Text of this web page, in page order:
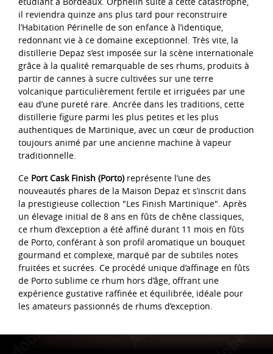
il reviendra quinze ans plus tard pour reconstruire
l’Habitation Périnelle de son enfance à l’identique,
redonnant vie à ce domaine exceptionnel. Très vite, la
distillerie Depaz s’est imposée sur la scène internationale
grâce à la qualité remarquable de ses rhums, produits à
partir de cannes à sucre cultivées sur une terre
volcanique particulièrement fertile et irriguées par une
eau d’une pureté rare. Ancrée dans les traditions, cette
distillerie figure parmi les plus petites et les plus
authentiques de Martinique, avec un cœur de production
toujours animé par une ancienne machine à vapeur
traditionnelle.
Ce Port Cask Finish (Porto)représente l’une des
nouveautés phares de la Maison Depaz et s’inscrit dans
la prestigieuse collection "Les Finish Martinique". Après
un élevage initial de 8 ans en fûts de chêne classiques,
ce rhum d’exception a été affiné durant 11 mois en fûts
de Porto, conférant à son profil aromatique un bouquet
gourmand et complexe, marqué par de subtiles notes
fruitées et sucrées. Ce procédé unique d’affinage en fûts
de Porto sublime ce rhum hors d’âge, offrant une
expérience gustative raffinée et équilibrée, idéale pour
les amateurs passionnés de rhums d’exception.